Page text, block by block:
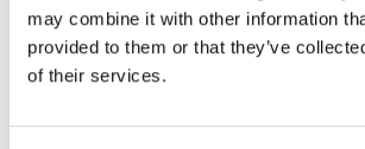
may combine it with other information
provided to them or that they’ve
of their services.